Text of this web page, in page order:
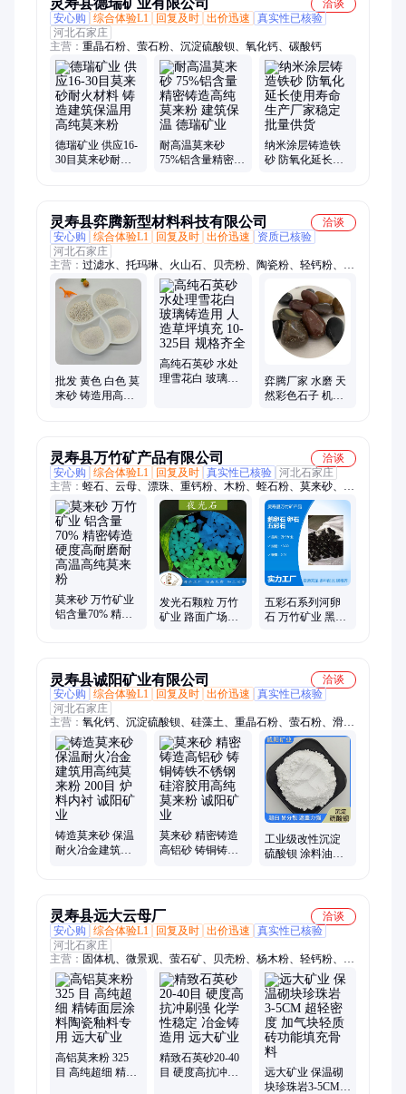
灵寿县德瑞矿业有限公司
洽谈
安心购
综合体验L1 回复及时 出价迅速
真实性已核验
河北石家庄
主营： 重晶石粉、萤石粉、沉淀硫酸钡、氧化钙、碳酸钙
德瑞矿业 供应16-
30目莫来砂耐火
耐高温莫来砂
75%铝含量精密铸
纳米涂层铸造铁
砂 防氧化延长使
灵寿县弈腾新型材料科技有限公司
洽谈
安心购
综合体验L1 回复及时 出价迅速
资质已核验
河北石家庄
主营： 过滤水、托玛琳、火山石、贝壳粉、陶瓷粉、轻钙粉、塑
料pvc、汗蒸房、水性涂料、造纸涂料、陶瓷玻璃、陶瓷涂料、
美甲超白、打磨去锈、多肉种植、陶瓷胚料、烧高岭土、研磨材
料、净水滤料、耐火材料、稳定水质、鱼池过滤、白色纳米、吸
附甲醛、复合肥料
批发 黄色 白色 莫
来砂 铸造用高纯
高纯石英砂 水处
理雪花白 玻璃铸
弈腾厂家 水磨 天
然彩色石子 机制
灵寿县万竹矿产品有限公司
洽谈
安心购
综合体验L1 回复及时 真实性已核验 河北石家庄
主营： 蛭石、云母、漂珠、重钙粉、木粉、蛭石粉、莫来砂、沸
石粉、硅藻土、膨润土、高岭土、防火涂料、萤石、石英砂、麦
饭石、铝矾土、电气石、彩砂、鹅卵石、海泡石、重晶石、氧化
钙、生物质颗粒、贝壳彩片、蛭石板
莫来砂 万竹矿业
铝含量70% 精密
发光石颗粒 万竹
矿业 路面广场跑
五彩石系列河卵
石 万竹矿业 黑色
灵寿县诚阳矿业有限公司
洽谈
安心购
综合体验L1 回复及时 出价迅速
真实性已核验
河北石家庄
主营： 氧化钙、沉淀硫酸钡、硅藻土、重晶石粉、萤石粉、滑石
粉、木粉、高岭土、铁砂、漂珠、海泡石、珍珠岩、膨润土、铝
矾土
铸造莫来砂 保温
耐火冶金建筑用
莫来砂 精密铸造
高铝砂 铸铜铸铁
工业级改性沉淀
硫酸钡 涂料油墨
灵寿县远大云母厂
洽谈
安心购
综合体验L1 回复及时 出价迅速
真实性已核验
河北石家庄
主营： 固体机、微景观、萤石矿、贝壳粉、杨木粉、轻钙粉、珠
光粉、蛭石粉、水洗砂、钠云母、硅酸盐、磨漂珠、白漂珠、乳
胶漆、萤石块、细云母、发光石、黑彩砂、夜光沙、云母沙、石
棉绒、硅藻泥、珍珠岩、非金属、芙蓉红
高铝莫来粉 325
目 高纯超细 精铸
精致石英砂20-40
目 硬度高抗冲刷
远大矿业 保温砌
块珍珠岩3-5CM